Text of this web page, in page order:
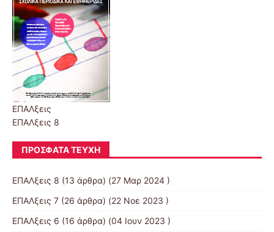
ΕΠΑΛξεις
ΕΠΑΛξεις 8
ΠΡΌΣΦΑΤΑ ΤΕΎΧΗ
ΕΠΑΛξεις 8 (13 άρθρα) (27 Μαρ 2024 )
ΕΠΑΛξεις 7 (26 άρθρα) (22 Νοε 2023 )
ΕΠΑΛξεις 6 (16 άρθρα) (04 Ιουν 2023 )